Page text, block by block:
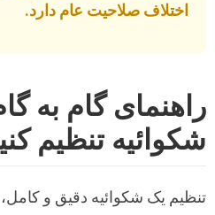
اختلاف صلاحیت عام دارد.
راهنمای گام به
شکوائیه تنظیم
تنظیم یک شکوائیه دقیق و